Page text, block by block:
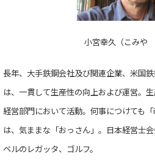
小宮幸久（こみや
長年、大手鉄鋼会社及び関連企業、米国
は、一貫して生産性の向上および運営。
経営部門において活動。何事につけても
は、気ままな「おっさん」。日本経営士会
ベルのレガッタ、ゴルフ。